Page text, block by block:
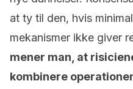
at ty til den, hvis
mekanismer ikke giver
mener man, at
kombinere